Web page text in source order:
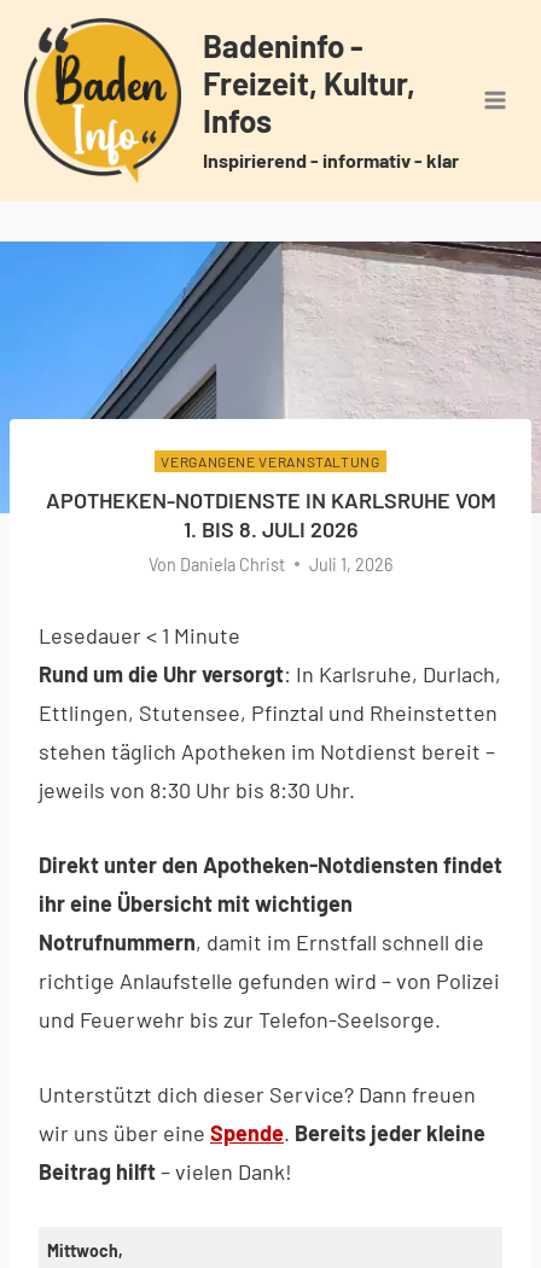
Inhalt
springen
Badeninfo -
Freizeit, Kultur,
Infos
Inspirierend - informativ - klar
VERGANGENE VERANSTALTUNG
APOTHEKEN-NOTDIENSTE IN KARLSRUHE VOM
1. BIS 8. JULI 2026
Von Daniela Christ Juli 1, 2026
Lesedauer< 1 Minute
Rund um die Uhr versorgt: In Karlsruhe, Durlach,
Ettlingen, Stutensee, Pfinztal und Rheinstetten
stehen täglich Apotheken im Notdienst bereit –
jeweils von 8:30 Uhr bis 8:30 Uhr.
Direkt unter den Apotheken-Notdiensten findet
ihr eine Übersicht mit wichtigen
Notrufnummern, damit im Ernstfall schnell die
richtige Anlaufstelle gefunden wird – von Polizei
und Feuerwehr bis zur Telefon-Seelsorge.
Unterstützt dich dieser Service? Dann freuen
wir uns über eine Spende. Bereits jeder kleine
Beitrag hilft– vielen Dank!
Mittwoch,